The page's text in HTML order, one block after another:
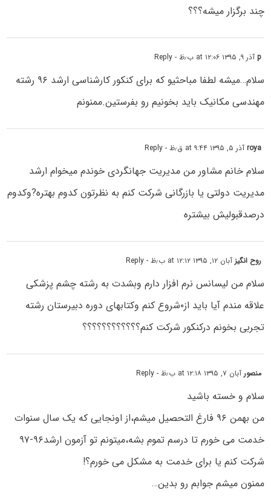
چند برگزار میشه؟؟؟
pآذر ۹, ۱۳۹۵ at ۱۲:۰۶ ب٫ظ - Reply
سلام…میشه لطفا مباحثیو که برای کنکور کارشناسی ارشد ۹۶ رشته
مهندسی مکانیک باید بخونیم رو بفرستین.ممنونم
royaآذر ۵, ۱۳۹۵ at ۹:۴۴ ق٫ظ - Reply
سلام خانم مشاور من مدیریت جهانگردی خوندم میخوام ارشد
مدیریت دولتی یا بازرگانی شرکت کنم به نظرتون کدوم بهتره?وکدوم
درصدقبولیش بیشتره
روح انگیزآبان ۱۲, ۱۳۹۵ at ۱۲:۱۲ ب٫ظ - Reply
سلام من لیسانس نرم افزار دارم وبشدت به رشته چشم پزشکی
علاقه مندم آیا باید از۰شروع کنم وکتابهای دوره دبیرستان رشته
تجربی بخونم درکنکور شرکت کنم؟؟؟؟؟؟؟؟؟؟؟؟
منصورآبان ۷, ۱۳۹۵ at ۱۲:۱۸ ب٫ظ - Reply
سلام و خسته باشید
من بهمن ۹۶ فارغ التحصیل میشم،از اونجایی که یک سال سنوات
خدمت می خورم تا درسم تموم بشه،میتونم تو آزمون ارشد۹۶-۹۷
شرکت کنم یا برای خدمت به مشکل می خورم؟!
ممنون میشم جوابم رو بدین…